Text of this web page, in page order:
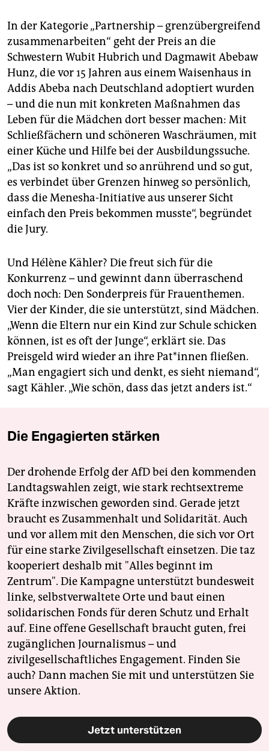
In der Kategorie „Partnership – grenzübergreifend
zusammenarbeiten“ geht der Preis an die
Schwestern Wubit Hubrich und Dagmawit Abebaw
Hunz, die vor 15 Jahren aus einem Waisenhaus in
Addis Abeba nach Deutschland adoptiert wurden
– und die nun mit konkreten Maßnahmen das
Leben für die Mädchen dort besser machen: Mit
Schließfächern und schöneren Waschräumen, mit
einer Küche und Hilfe bei der Ausbildungssuche.
„Das ist so konkret und so anrührend und so gut,
es verbindet über Grenzen hinweg so persönlich,
dass die Menesha-Initiative aus unserer Sicht
einfach den Preis bekommen musste“, begründet
die Jury.
Und Hélène Kähler? Die freut sich für die
Konkurrenz – und gewinnt dann überraschend
doch noch: Den Sonderpreis für Frauenthemen.
Vier der Kinder, die sie unterstützt, sind Mädchen.
„Wenn die Eltern nur ein Kind zur Schule schicken
können, ist es oft der Junge“, erklärt sie. Das
Preisgeld wird wieder an ihre Pa­t*in­nen fließen.
„Man engagiert sich und denkt, es sieht niemand“,
sagt Kähler. „Wie schön, dass das jetzt anders ist.“
Die Engagierten stärken
Der drohende Erfolg der AfD bei den kommenden
Landtagswahlen zeigt, wie stark rechtsextreme
Kräfte inzwischen geworden sind. Gerade jetzt
braucht es Zusammenhalt und Solidarität. Auch
und vor allem mit den Menschen, die sich vor Ort
für eine starke Zivilgesellschaft einsetzen. Die taz
kooperiert deshalb mit "Alles beginnt im
Zentrum". Die Kampagne unterstützt bundesweit
linke, selbstverwaltete Orte und baut einen
solidarischen Fonds für deren Schutz und Erhalt
auf. Eine offene Gesellschaft braucht guten, frei
zugänglichen Journalismus – und
zivilgesellschaftliches Engagement. Finden Sie
auch? Dann machen Sie mit und unterstützen Sie
unsere Aktion.
Jetzt unterstützen